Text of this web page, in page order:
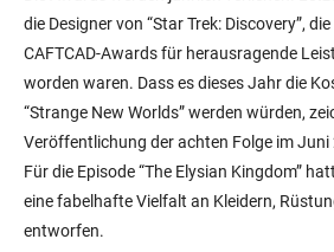
die Designer von “Star Trek: Discovery”,
CAFTCAD-Awards für herausragende
worden waren. Dass es dieses Jahr die
“Strange New Worlds” werden würden,
Veröffentlichung der achten Folge im
Für die Episode “The Elysian Kingdom”
eine fabelhafte Vielfalt an Kleidern,
entworfen.